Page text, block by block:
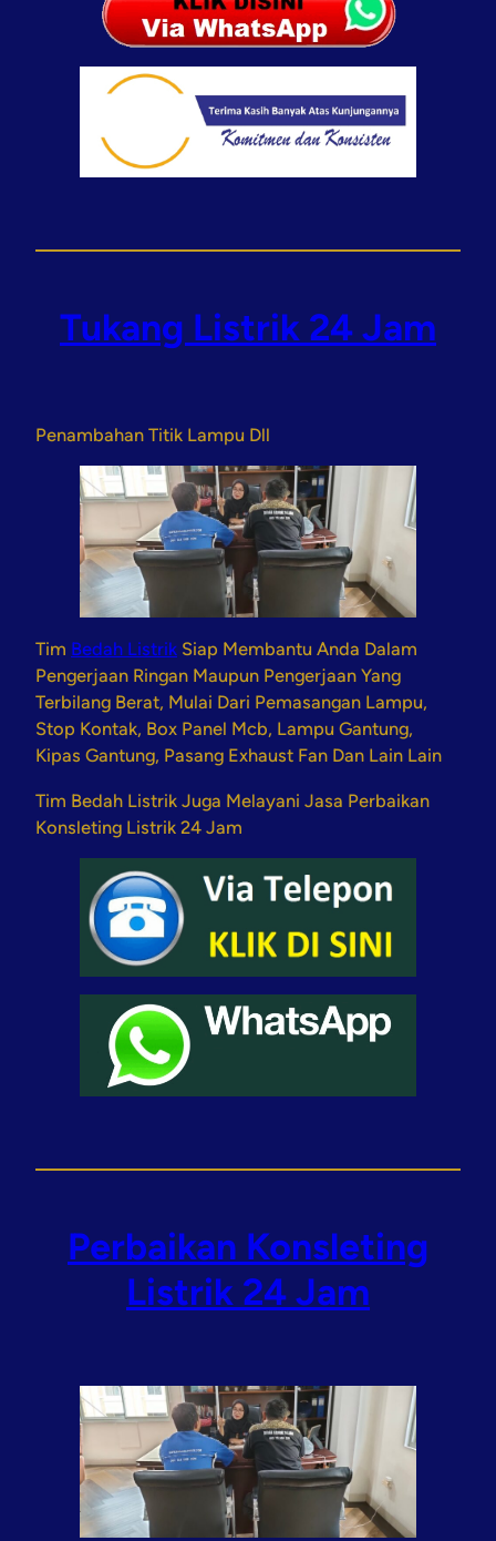
Tukang Listrik 24 Jam
Penambahan Titik Lampu Dll
Tim Bedah Listrik Siap Membantu Anda Dalam
Pengerjaan Ringan Maupun Pengerjaan Yang
Terbilang Berat, Mulai Dari Pemasangan Lampu,
Stop Kontak, Box Panel Mcb, Lampu Gantung,
Kipas Gantung, Pasang Exhaust Fan Dan Lain Lain
Tim Bedah Listrik Juga Melayani Jasa Perbaikan
Konsleting Listrik 24 Jam
Perbaikan Konsleting
Listrik 24 Jam